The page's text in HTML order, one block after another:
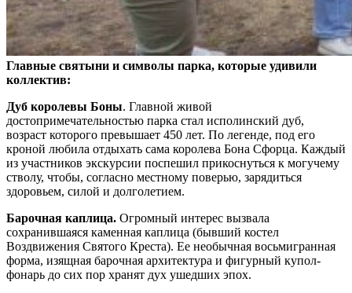
Главные святыни и символы парка, которые удивили
коллектив:
Дуб королевы Боны. Главной живой
достопримечательностью парка стал исполинский дуб,
возраст которого превышает 450 лет. По легенде, под его
кроной любила отдыхать сама королева Бона Сфорца. Каждый
из участников экскурсии поспешил прикоснуться к могучему
стволу, чтобы, согласно местному поверью, зарядиться
здоровьем, силой и долголетием.
Барочная каплица. Огромный интерес вызвала
сохранившаяся каменная каплица (бывший костел
Воздвижения Святого Креста). Ее необычная восьмигранная
форма, изящная барочная архитектура и фигурный купол-
фонарь до сих пор хранят дух ушедших эпох.